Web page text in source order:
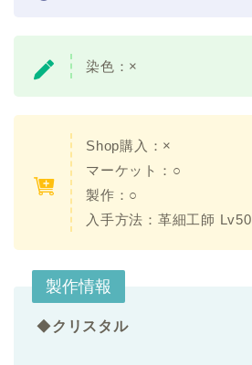
染色：×
Shop購入：×
マーケット：○
製作：○
入手方法：革細工師 Lv50
製作情報
◆クリスタル